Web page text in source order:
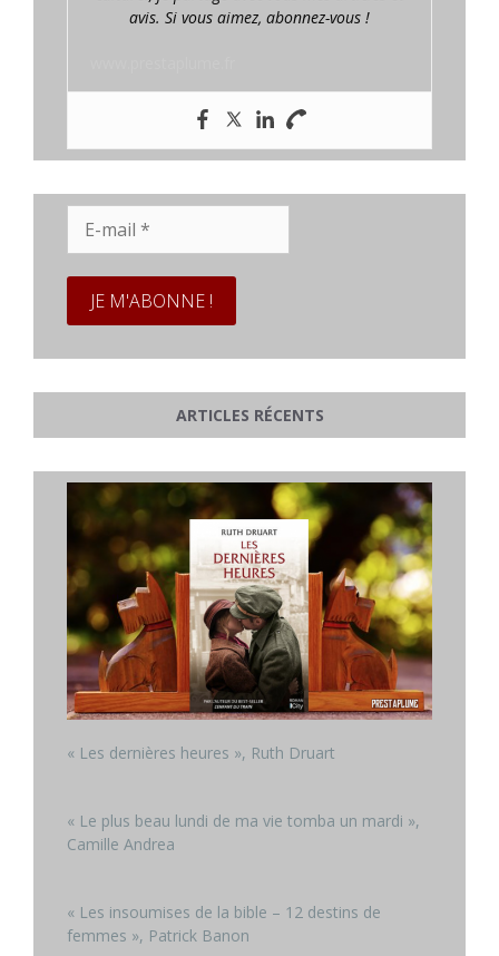
avis. Si vous aimez, abonnez-vous !
mail
ARTICLES RÉCENTS
« Les dernières heures », Ruth Druart
« Le plus beau lundi de ma vie tomba un mardi »,
Camille Andrea
« Les insoumises de la bible – 12 destins de
femmes », Patrick Banon